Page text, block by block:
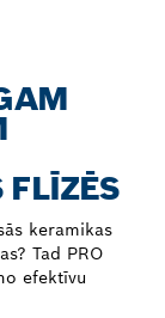
keramikas
Tad PRO
efektīvu